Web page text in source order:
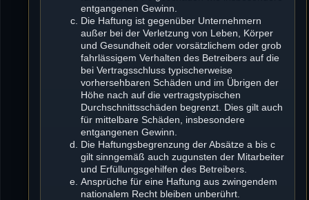
entgangenen Gewinn.
Die Haftung ist gegenüber Unternehmern
außer bei der Verletzung von Leben, Körper
und Gesundheit oder vorsätzlichem oder grob
fahrlässigem Verhalten des Betreibers auf die
bei Vertragsschluss typischerweise
vorhersehbaren Schäden und im Übrigen der
Höhe nach auf die vertragstypischen
Durchschnittsschäden begrenzt. Dies gilt auch
für mittelbare Schäden, insbesondere
entgangenen Gewinn.
Die Haftungsbegrenzung der Absätze a bis c
gilt sinngemäß auch zugunsten der Mitarbeiter
und Erfüllungsgehilfen des Betreibers.
Ansprüche für eine Haftung aus zwingendem
nationalem Recht bleiben unberührt.